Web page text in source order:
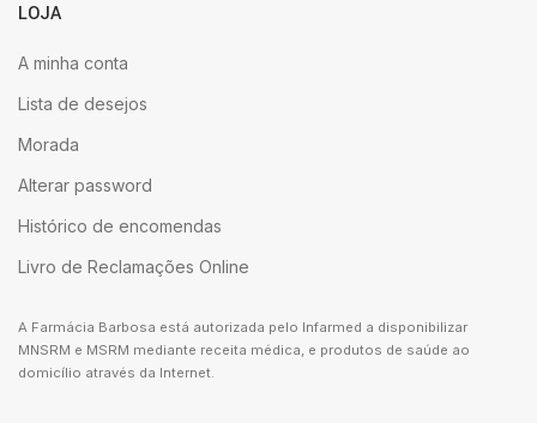
LOJA
A minha conta
Lista de desejos
Morada
Alterar password
Histórico de encomendas
Livro de Reclamações Online
A Farmácia Barbosa está autorizada pelo Infarmed a disponibilizar
MNSRM e MSRM mediante receita médica, e produtos de saúde ao
domicílio através da Internet.